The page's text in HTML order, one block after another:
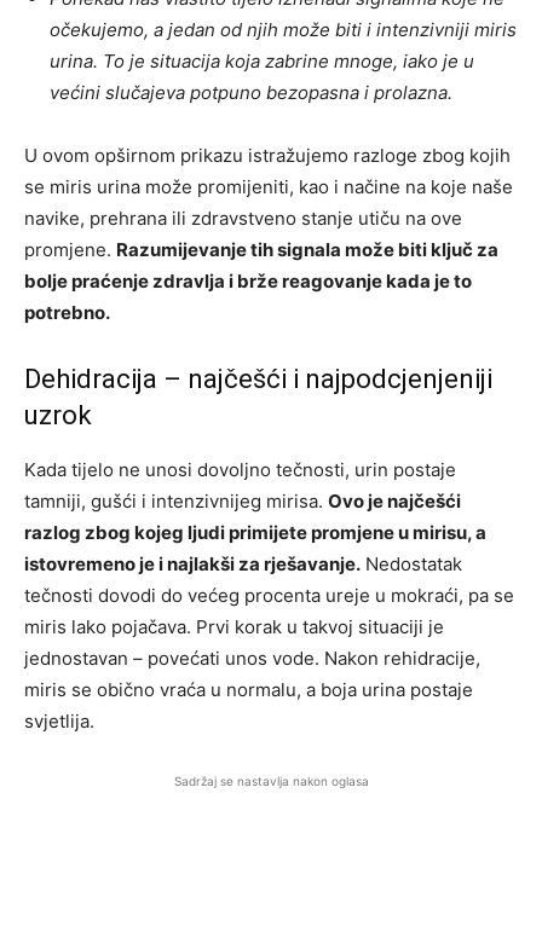
očekujemo, a jedan od njih može biti i intenzivniji miris
urina. To je situacija koja zabrine mnoge, iako je u
većini slučajeva potpuno bezopasna i prolazna.
U ovom opširnom prikazu istražujemo razloge zbog kojih
se miris urina može promijeniti, kao i načine na koje naše
navike, prehrana ili zdravstveno stanje utiču na ove
promjene. Razumijevanje tih signala može biti ključ za
bolje praćenje zdravlja i brže reagovanje kada je to
potrebno.
Dehidracija – najčešći i najpodcjenjeniji
uzrok
Kada tijelo ne unosi dovoljno tečnosti, urin postaje
tamniji, gušći i intenzivnijeg mirisa. Ovo je najčešći
razlog zbog kojeg ljudi primijete promjene u mirisu, a
istovremeno je i najlakši za rješavanje. Nedostatak
tečnosti dovodi do većeg procenta ureje u mokraći, pa se
miris lako pojačava. Prvi korak u takvoj situaciji je
jednostavan – povećati unos vode. Nakon rehidracije,
miris se obično vraća u normalu, a boja urina postaje
svjetlija.
Sadržaj se nastavlja nakon oglasa